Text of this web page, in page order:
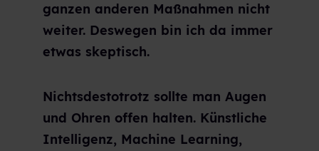
ganzen anderen Maßnahmen nicht
weiter. Deswegen bin ich da immer
etwas skeptisch.
Nichtsdestotrotz sollte man Augen
und Ohren offen halten. Künstliche
Intelligenz, Machine Learning,